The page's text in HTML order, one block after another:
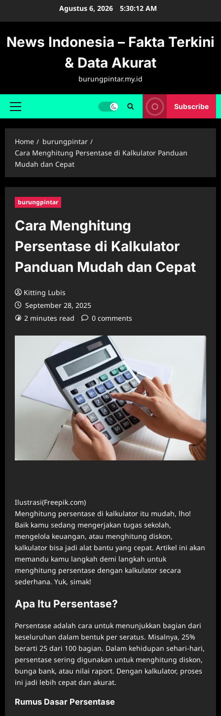
Agustus 6, 2026 5:30:13 AM
News Indonesia – Fakta Terkini
& Data Akurat
burungpintar.my.id
Primary
Subscribe
Home
burungpintar
Cara Menghitung Persentase di Kalkulator Panduan
Mudah dan Cepat
burungpintar
Cara Menghitung
Persentase di Kalkulator
Panduan Mudah dan Cepat
Kitting Lubis
September 28, 2025
2 minutes read
0 comments
Ilustrasi(Freepik.com)
Menghitung persentase di kalkulator itu mudah, lho!
Baik kamu sedang mengerjakan tugas sekolah,
mengelola keuangan, atau menghitung diskon,
kalkulator bisa jadi alat bantu yang cepat. Artikel ini akan
memandu kamu langkah demi langkah untuk
menghitung persentase dengan kalkulator secara
sederhana. Yuk, simak!
Apa Itu Persentase?
Persentase adalah cara untuk menunjukkan bagian dari
keseluruhan dalam bentuk per seratus. Misalnya, 25%
berarti 25 dari 100 bagian. Dalam kehidupan sehari-hari,
persentase sering digunakan untuk menghitung diskon,
bunga bank, atau nilai raport. Dengan kalkulator, proses
ini jadi lebih cepat dan akurat.
Rumus Dasar Persentase